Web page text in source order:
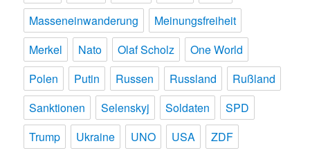
Masseneinwanderung
Meinungsfreiheit
Merkel
Nato Olaf Scholz
One World
Polen
Putin Russen Russland
Rußland
Sanktionen
Selenskyj Soldaten
SPD
Trump
Ukraine UNO USA ZDF